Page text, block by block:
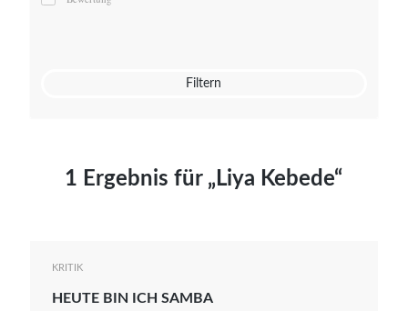
Mato von Vogelstein
Filtern
1 Ergebnis für „Liya Kebede“
KRITIK
HEUTE BIN ICH SAMBA